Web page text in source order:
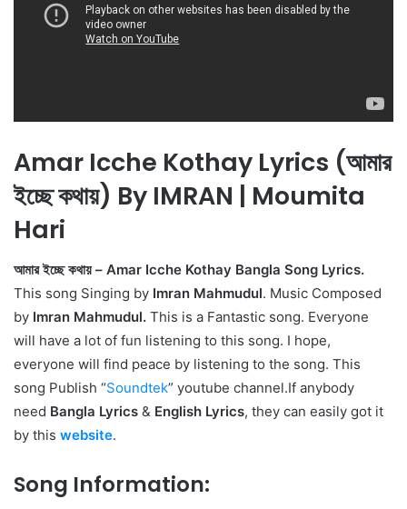
Amar Icche Kothay Lyrics (আমার
ইচ্ছে কথায়) By IMRAN | Moumita
Hari
আমার ইচ্ছে কথায় – Amar Icche Kothay Bangla Song Lyrics.
This song Singing by Imran Mahmudul. Music Composed
by Imran Mahmudul. This is a Fantastic song. Everyone
will have a lot of fun listening to this song. I hope,
everyone will find peace by listening to the song. This
song Publish “Soundtek” youtube channel.If anybody
need Bangla Lyrics & English Lyrics, they can easily got it
by this website.
Song Information: